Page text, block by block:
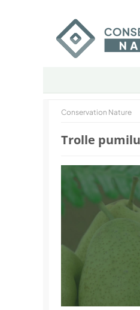
Conservation Nature
Trolle